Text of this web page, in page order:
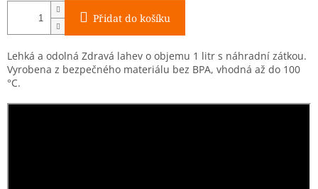
Přidat do košíku
Lehká a odolná Zdravá lahev o objemu 1 litr s náhradní zátkou.
Vyrobena z bezpečného materiálu bez BPA, vhodná až do 100
°C.